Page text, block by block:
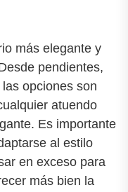
más elegante y
pendientes,
opciones son
atuendo
Es importante
al estilo
en exceso para
más bien la